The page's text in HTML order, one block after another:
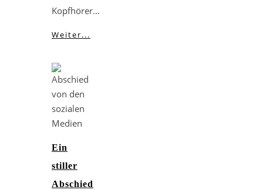
Kopfhörer…
Weiter...
Ein
stiller
Abschied